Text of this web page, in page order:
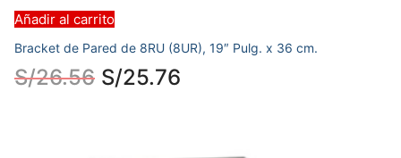
Añadir al carrito
Bracket de Pared de 8RU (8UR), 19″ Pulg. x 36 cm.
S/26.56 S/25.76